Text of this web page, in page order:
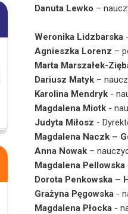
Danuta Lewko –
Weronika Lidzbarska-
Agnieszka Lorenz –
Marta Marszałek-
Dariusz Matyk–
Karolina Mendryk-
Magdalena Miotk-
Judyta Miłosz -
Magdalena Naczk –
Anna Nowak–
Magdalena Pellowska
Dorota Penkowska –
Grażyna Pęgowska-
Magdalena Płocka-